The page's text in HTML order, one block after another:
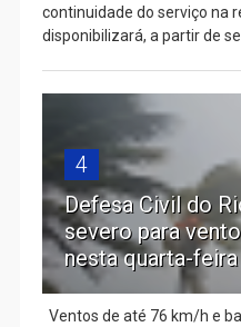
continuidade do serviço na
disponibilizará, a partir de
4
Defesa Civil do
severo para
nesta quarta-feira
Ventos de até 76 km/h e